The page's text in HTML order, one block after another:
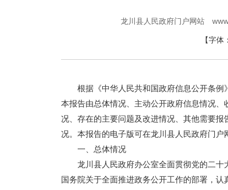
龙川县人民政府门户网站
【字体
根据《中华人民共和国政府信息公开条例
本报告由总体情况、主动公开政府信息情况
况、存在的主要问题及改进情况、其他需要
况。本报告的电子版可在龙川县人民政府门户
一、总体情况
龙川县人民政府办公室全面贯彻党的二十
国务院关于全面推进政务公开工作的部署，